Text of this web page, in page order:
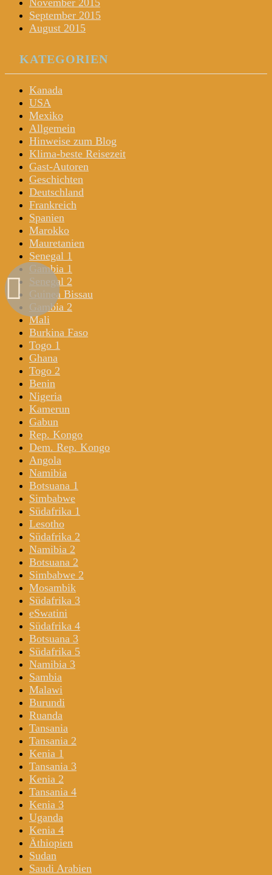
September 2015
August 2015
KATEGORIEN
Kanada
USA
Mexiko
Allgemein
Hinweise zum Blog
Klima-beste Reisezeit
Gast-Autoren
Geschichten
Deutschland
Frankreich
Spanien
Marokko
Mauretanien
Senegal 1
Gambia 1
Senegal 2
Guinea Bissau
Gambia 2
Mali
Burkina Faso
Togo 1
Ghana
Togo 2
Benin
Nigeria
Kamerun
Gabun
Rep. Kongo
Dem. Rep. Kongo
Angola
Namibia
Botsuana 1
Simbabwe
Südafrika 1
Lesotho
Südafrika 2
Namibia 2
Botsuana 2
Simbabwe 2
Mosambik
Südafrika 3
eSwatini
Südafrika 4
Botsuana 3
Südafrika 5
Namibia 3
Sambia
Malawi
Burundi
Ruanda
Tansania
Tansania 2
Kenia 1
Tansania 3
Kenia 2
Tansania 4
Kenia 3
Uganda
Kenia 4
Äthiopien
Sudan
Saudi Arabien